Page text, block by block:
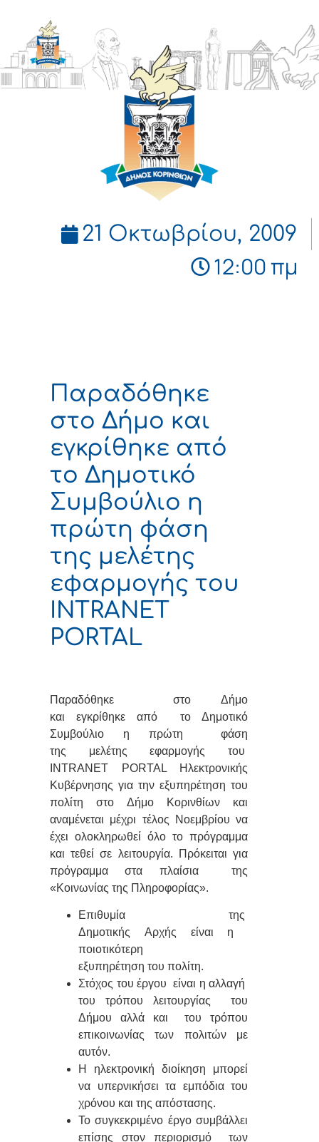
ΔΗΜΟΣ
ΚΟΡΙΝΘΙΩΝ
21 Οκτωβρίου, 2009
12:00 πμ
Παραδόθηκε
στο Δήμο και
εγκρίθηκε από
το Δημοτικό
Συμβούλιο η
πρώτη φάση
της μελέτης
εφαρμογής του
INTRANET
PORTAL
Παραδόθηκε στο Δήμο
και εγκρίθηκε από το Δημοτικό
Συμβούλιο η πρώτη φάση
της μελέτης εφαρμογής του
INTRANET PORTAL Ηλεκτρονικής
Κυβέρνησης για την εξυπηρέτηση του
πολίτη στο Δήμο Κορινθίων και
αναμένεται μέχρι τέλος Νοεμβρίου να
έχει ολοκληρωθεί όλο το πρόγραμμα
και τεθεί σε λειτουργία. Πρόκειται για
πρόγραμμα στα πλαίσια της
«Κοινωνίας της Πληροφορίας».
Επιθυμία της
Δημοτικής Αρχής είναι η
ποιοτικότερη
εξυπηρέτηση του πολίτη.
Στόχος του έργου είναι η αλλαγή
του τρόπου λειτουργίας του
Δήμου αλλά και του τρόπου
επικοινωνίας των πολιτών με
αυτόν.
Η ηλεκτρονική διοίκηση μπορεί
να υπερνικήσει τα εμπόδια του
χρόνου και της απόστασης.
Το συγκεκριμένο έργο συμβάλλει
επίσης στον περιορισμό των